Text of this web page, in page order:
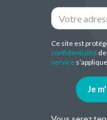
Ce site est
confidentialitéde
service
Je